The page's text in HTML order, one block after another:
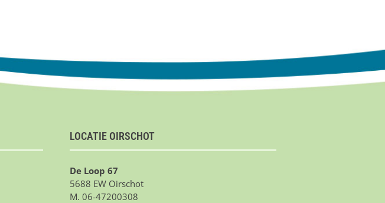
LOCATIE OIRSCHOT
De Loop 67
5688 EW Oirschot
M. 06-47200308